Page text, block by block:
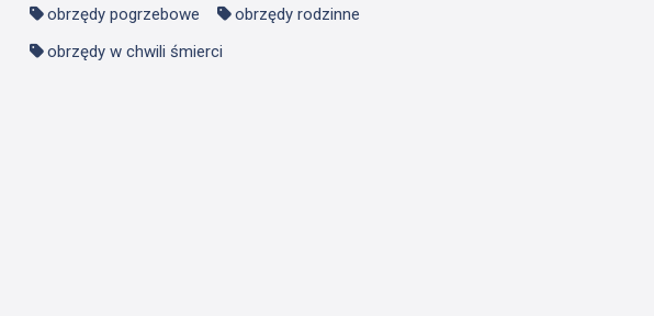
obrzędy pogrzebowe
obrzędy rodzinne
obrzędy w chwili śmierci